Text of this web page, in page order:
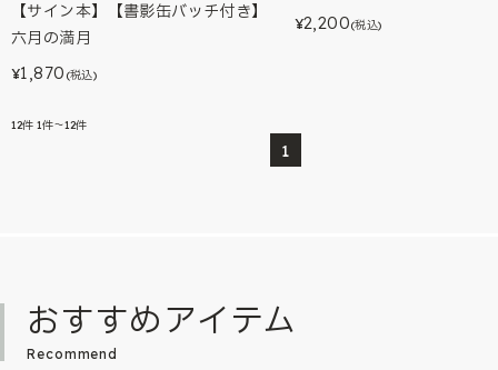
【サイン本】【書影缶バッチ付き】
六月の満月
¥1,870 (税込)
¥2,200(税込)
12件 1件～12件
1
おすすめアイテム
Recommend